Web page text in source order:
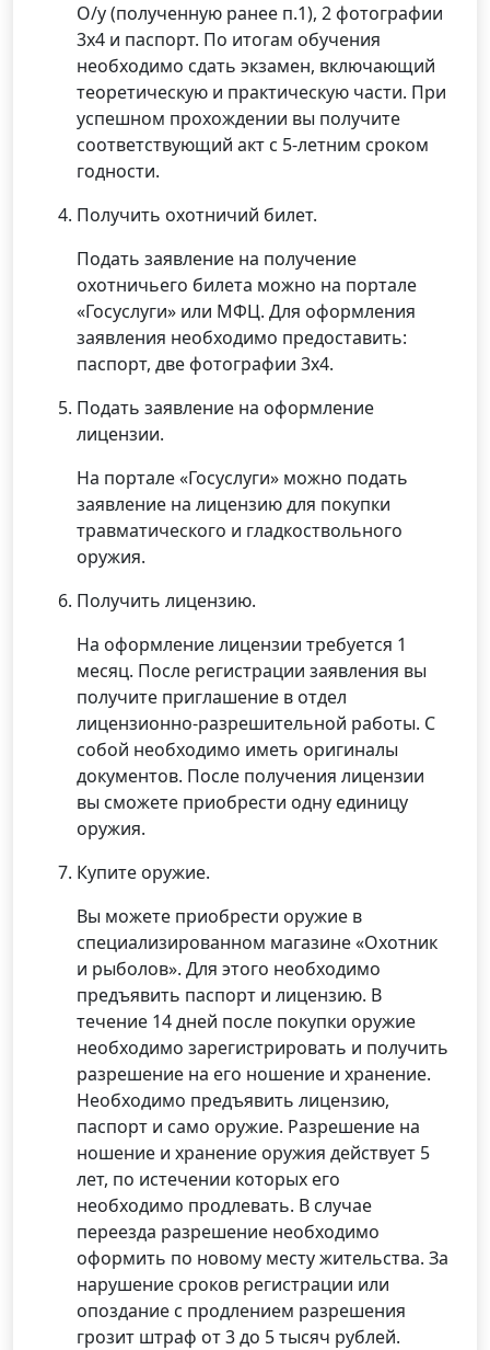
О/у (полученную ранее п.1), 2 фотографии
3х4 и паспорт. По итогам обучения
необходимо сдать экзамен, включающий
теоретическую и практическую части. При
успешном прохождении вы получите
соответствующий акт с 5-летним сроком
годности.
Получить охотничий билет.
Подать заявление на получение
охотничьего билета можно на портале
«Госуслуги» или МФЦ. Для оформления
заявления необходимо предоставить:
паспорт, две фотографии 3х4.
Подать заявление на оформление
лицензии.
На портале «Госуслуги» можно подать
заявление на лицензию для покупки
травматического и гладкоствольного
оружия.
Получить лицензию.
На оформление лицензии требуется 1
месяц. После регистрации заявления вы
получите приглашение в отдел
лицензионно-разрешительной работы. С
собой необходимо иметь оригиналы
документов. После получения лицензии
вы сможете приобрести одну единицу
оружия.
Купите оружие.
Вы можете приобрести оружие в
специализированном магазине «Охотник
и рыболов». Для этого необходимо
предъявить паспорт и лицензию. В
течение 14 дней после покупки оружие
необходимо зарегистрировать и получить
разрешение на его ношение и хранение.
Необходимо предъявить лицензию,
паспорт и само оружие. Разрешение на
ношение и хранение оружия действует 5
лет, по истечении которых его
необходимо продлевать. В случае
переезда разрешение необходимо
оформить по новому месту жительства. За
нарушение сроков регистрации или
опоздание с продлением разрешения
грозит штраф от 3 до 5 тысяч рублей.